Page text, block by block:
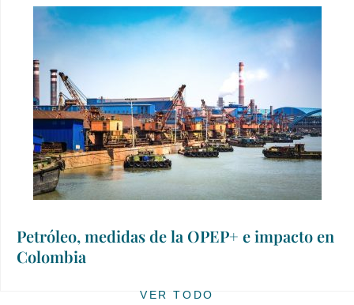
Petróleo, medidas de la OPEP+ e impacto en
Colombia
VER TODO